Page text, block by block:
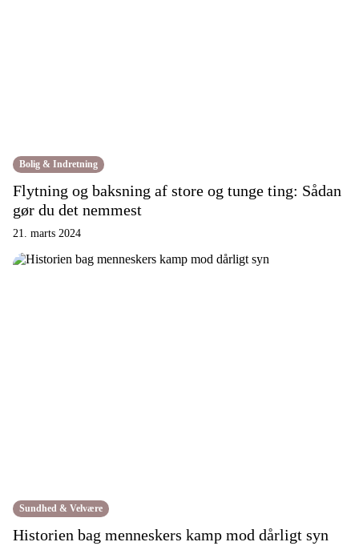
Bolig & Indretning
Flytning og baksning af store og tunge ting: Sådan
gør du det nemmest
21. marts 2024
Sundhed & Velvære
Historien bag menneskers kamp mod dårligt syn